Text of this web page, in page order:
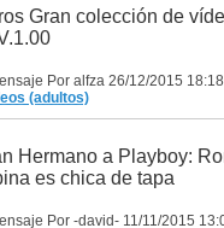
Gran colección de
Por alfza 26/12/2015 18:18
(adultos)
Hermano a Playboy:
es chica de tapa
Por -david- 11/11/2015